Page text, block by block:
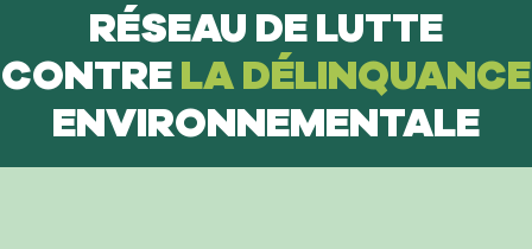
RÉSEAU DE LUTTE
CONTRELA DÉLINQUANCE
ENVIRONNEMENTALE